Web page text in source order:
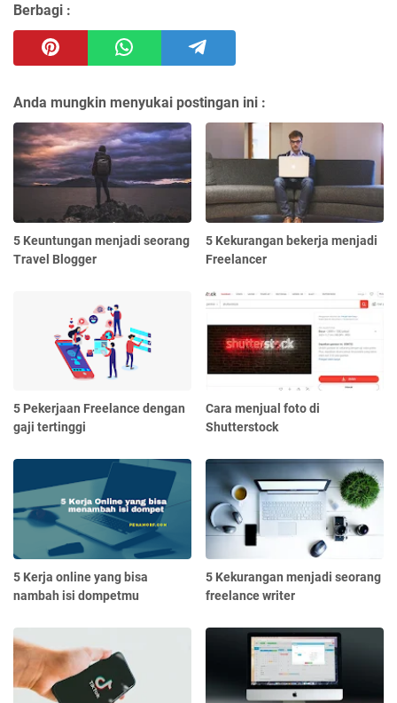
Berbagi :
Anda mungkin menyukai postingan ini :
5 Keuntungan menjadi seorang
Travel Blogger
5 Kekurangan bekerja menjadi
Freelancer
5 Pekerjaan Freelance dengan
gaji tertinggi
Cara menjual foto di
Shutterstock
5 Kerja online yang bisa
nambah isi dompetmu
5 Kekurangan menjadi seorang
freelance writer